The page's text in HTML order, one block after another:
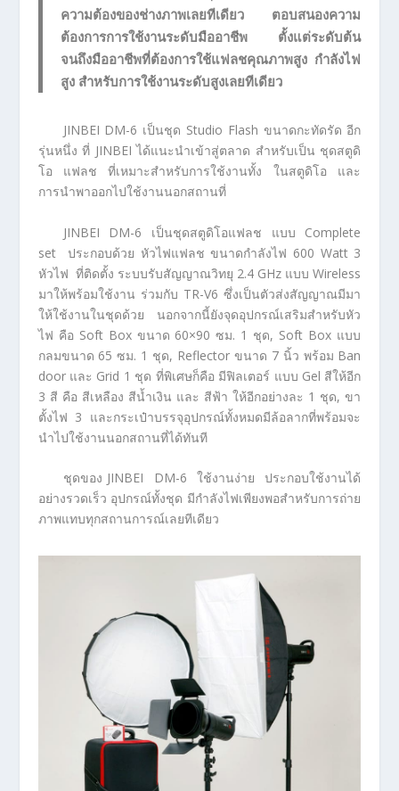
ความต้องของช่างภาพเลยทีเดียว ตอบสนองความ
ต้องการการใช้งานระดับมืออาชีพ ตั้งแต่ระดับต้น
จนถึงมืออาชีพที่ต้องการใช้แฟลชคุณภาพสูง กำลังไฟ
สูง สำหรับการใช้งานระดับสูงเลยทีเดียว
JINBEI DM-6 เป็นชุด Studio Flash ขนาดกะทัดรัด อีก
รุ่นหนึ่ง ที่ JINBEI ได้แนะนำเข้าสู่ตลาด สำหรับเป็น ชุดสตูดิ
โอ แฟลช ที่เหมาะสำหรับการใช้งานทั้ง ในสตูดิโอ และ
การนำพาออกไปใช้งานนอกสถานที่
JINBEI DM-6 เป็นชุดสตูดิโอแฟลช แบบ Complete
set ประกอบด้วย หัวไฟแฟลช ขนาดกำลังไฟ 600 Watt 3
หัวไฟ ที่ติดตั้ง ระบบรับสัญญาณวิทยุ 2.4 GHz แบบ Wireless
มาให้พร้อมใช้งาน ร่วมกับ TR-V6 ซึ่งเป็นตัวส่งสัญญาณมีมา
ให้ใช้งานในชุดด้วย นอกจากนี้ยังจุดอุปกรณ์เสริมสำหรับหัว
ไฟ คือ Soft Box ขนาด 60×90 ซม. 1 ชุด, Soft Box แบบ
กลมขนาด 65 ซม. 1 ชุด, Reflector ขนาด 7 นิ้ว พร้อม Ban
door และ Grid 1 ชุด ที่พิเศษก็คือ มีฟิลเตอร์ แบบ Gel สีให้อีก
3 สี คือ สีเหลือง สีน้ำเงิน และ สีฟ้า ให้อีกอย่างละ 1 ชุด, ขา
ตั้งไฟ 3 และกระเป๋าบรรจุอุปกรณ์ทั้งหมดมีล้อลากที่พร้อมจะ
นำไปใช้งานนอกสถานที่ได้ทันที
ชุดของ JINBEI DM-6 ใช้งานง่าย ประกอบใช้งานได้
อย่างรวดเร็ว อุปกรณ์ทั้งชุด มีกำลังไฟเพียงพอสำหรับการถ่าย
ภาพแทบทุกสถานการณ์เลยทีเดียว